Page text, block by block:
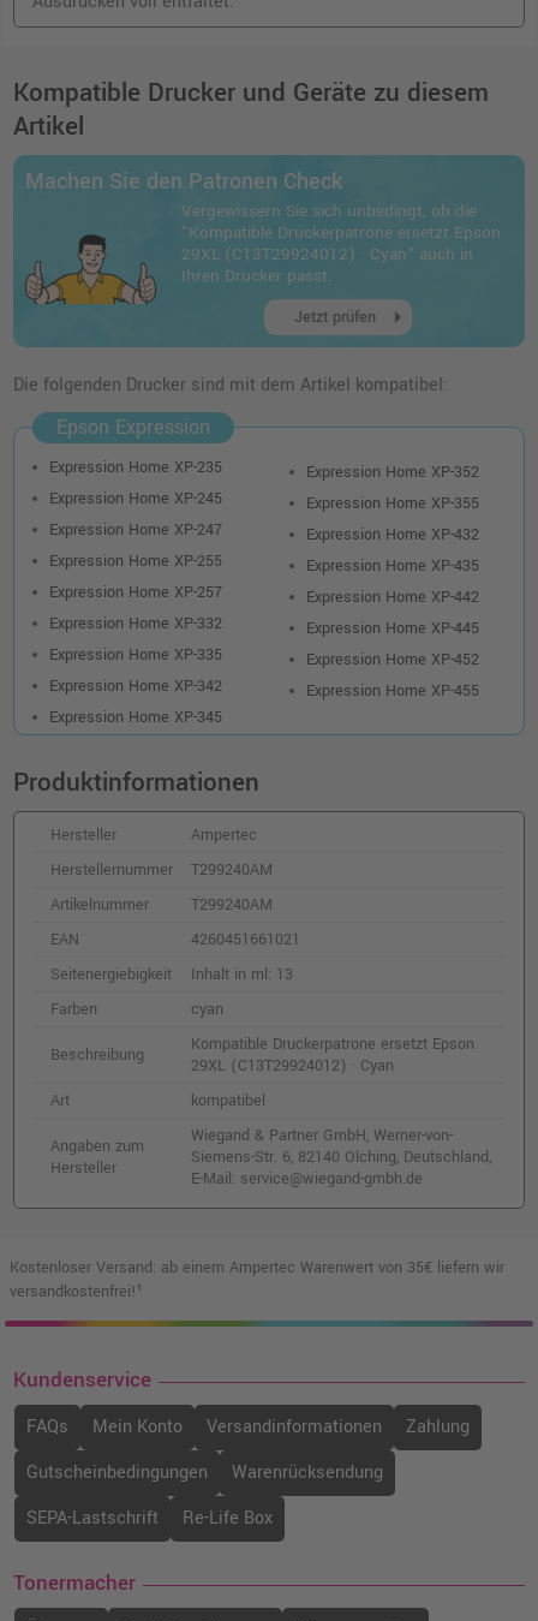
Kompatible Drucker und Geräte zu diesem
Artikel
Machen Sie den Patronen Check
Vergewissern Sie sich unbedingt, ob die
"Kompatible Druckerpatrone ersetzt Epson
29XL (C13T29924012) · Cyan" auch in
Ihren Drucker passt.
Jetzt prüfen arrow_right
Die folgenden Drucker sind mit dem Artikel kompatibel:
Epson Expression
Expression Home XP-235
Expression Home XP-245
Expression Home XP-247
Expression Home XP-255
Expression Home XP-257
Expression Home XP-332
Expression Home XP-335
Expression Home XP-342
Expression Home XP-345
Expression Home XP-352
Expression Home XP-355
Expression Home XP-432
Expression Home XP-435
Expression Home XP-442
Expression Home XP-445
Expression Home XP-452
Expression Home XP-455
Produktinformationen
Hersteller
Ampertec
Herstellernummer
T299240AM
Artikelnummer
T299240AM
EAN
4260451661021
Seitenergiebigkeit
Inhalt in ml: 13
Farben
cyan
Beschreibung
Kompatible Druckerpatrone ersetzt Epson
29XL (C13T29924012) · Cyan
Art
kompatibel
Angaben zum
Hersteller
Wiegand & Partner GmbH, Werner-von-
Siemens-Str. 6, 82140 Olching, Deutschland,
E-Mail: service@wiegand-gmbh.de
Kostenloser Versand: ab einem Ampertec Warenwert von 35€ liefern wir
versandkostenfrei!¹
Kundenservice
FAQs Mein Konto Versandinformationen
Zahlung
Gutscheinbedingungen
Warenrücksendung
SEPA-Lastschrift
Re-Life Box
Tonermacher